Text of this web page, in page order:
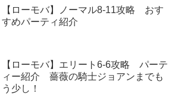
【ローモバ】ノーマル8-11攻略 おす
すめパーティ紹介
【ローモバ】エリート6-6攻略 パーテ
ィー紹介 薔薇の騎士ジョアンまでも
う少し！